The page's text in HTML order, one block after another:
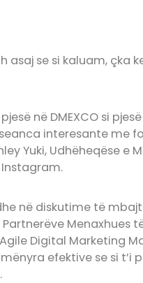
asaj se si kaluam, çka
në DMEXCO si
interesante me
Yuki, Udhëheqëse e
Instagram.
në diskutime të
Menaxhues
Digital Marketing
efektive se si